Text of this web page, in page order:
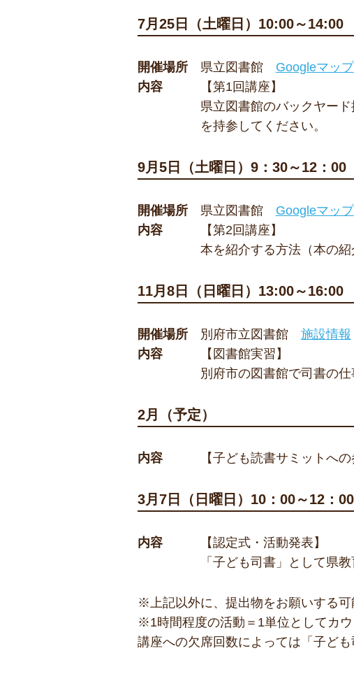
7月25日（土曜日）10:00～14:00
開催場所 県立図書館 Googleマップ
内容
【第1回講座】
県立図書館のバックヤー
を持参してください。
9月5日（土曜日）9：30～12：
開催場所 県立図書館 Googleマップ
内容
【第2回講座】
本を紹介する方法（本の紹
11月8日（日曜日）13:00～16:00
開催場所 別府市立図書館 施設情報
内容
【図書館実習】
別府市の図書館で司書の仕
2月（予定）
内容 【子ども読書サミットへの
3月7日（日曜日）10：00～12：00
内容
【認定式・活動発表】
「子ども司書」として県
※上記以外に、提出物をお願いする可
※1時間程度の活動＝1単位としてカ
講座への欠席回数によっては「子ど